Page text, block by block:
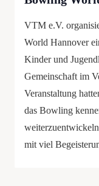
VTM e.V.
World Hannover
Kinder und
Gemeinschaft im
Veranstaltung
das Bowling
mit viel